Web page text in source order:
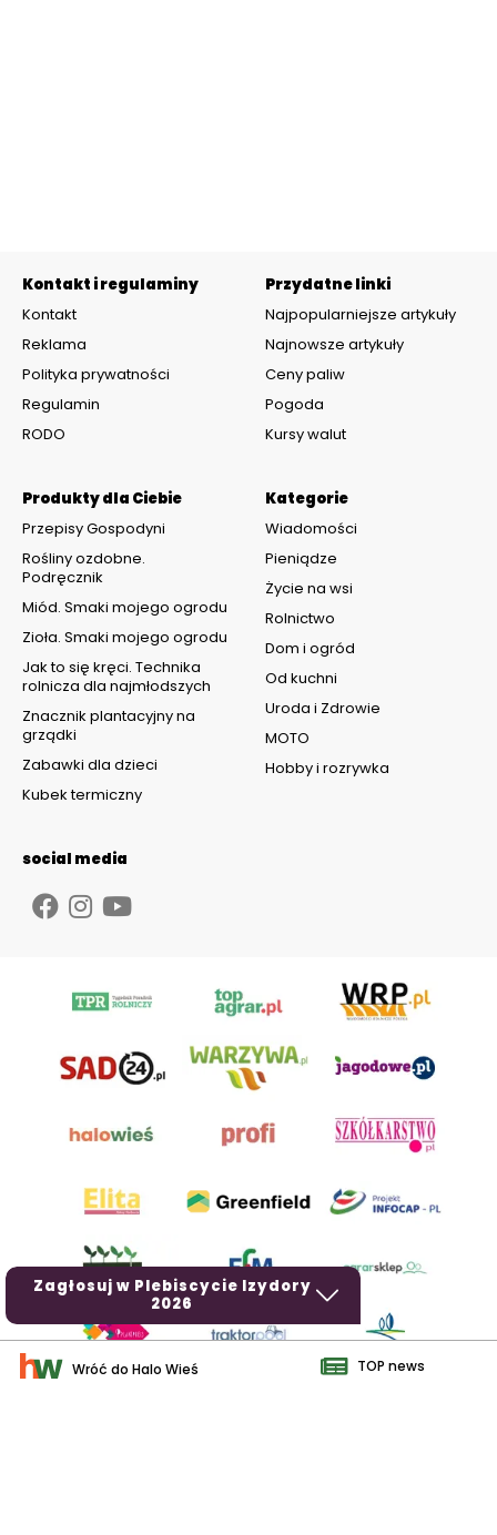
Zagłosuj w Plebiscycie Izydory
2026
Kontakt i regulaminy
Kontakt
Reklama
Polityka prywatności
Regulamin
RODO
Kategorie
Wiadomości
Pieniądze
Życie na wsi
Rolnictwo
Dom i ogród
Od kuchni
Uroda i Zdrowie
MOTO
Hobby i rozrywka
Produkty dla Ciebie
Przepisy Gospodyni
Rośliny ozdobne.
Podręcznik
Miód. Smaki mojego ogrodu
Zioła. Smaki mojego ogrodu
Jak to się kręci. Technika
rolnicza dla najmłodszych
Znacznik plantacyjny na
grządki
Zabawki dla dzieci
Kubek termiczny
Przydatne linki
Najpopularniejsze artykuły
Najnowsze artykuły
Ceny paliw
Pogoda
Kursy walut
social media
Wróć do Halo Wieś TOP news